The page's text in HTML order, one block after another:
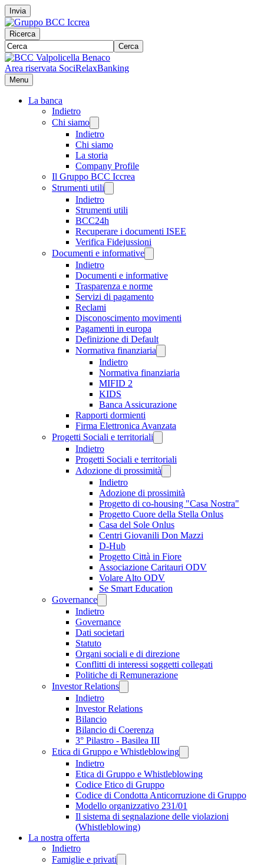
Invia
Ricerca
Cerca
Area riservata SociRelaxBanking
Menu
La banca
Indietro
Chi siamo
Indietro
Chi siamo
La storia
Company Profile
Il Gruppo BCC Iccrea
Strumenti utili
Indietro
Strumenti utili
BCC24h
Recuperare i documenti ISEE
Verifica Fidejussioni
Documenti e informative
Indietro
Documenti e informative
Trasparenza e norme
Servizi di pagamento
Reclami
Disconoscimento movimenti
Pagamenti in europa
Definizione di Default
Normativa finanziaria
Indietro
Normativa finanziaria
MIFID 2
KIDS
Banca Assicurazione
Rapporti dormienti
Firma Elettronica Avanzata
Progetti Sociali e territoriali
Indietro
Progetti Sociali e territoriali
Adozione di prossimità
Indietro
Adozione di prossimità
Progetto di co-housing "Casa Nostra"
Progetto Cuore della Stella Onlus
Casa del Sole Onlus
Centri Giovanili Don Mazzi
D-Hub
Progetto Città in Fiore
Associazione Caritauri ODV
Volare Alto ODV
Se Smart Education
Governance
Indietro
Governance
Dati societari
Statuto
Organi sociali e di direzione
Conflitti di interessi soggetti collegati
Politiche di Remunerazione
Investor Relations
Indietro
Investor Relations
Bilancio
Bilancio di Coerenza
3° Pilastro - Basilea III
Etica di Gruppo e Whistleblowing
Indietro
Etica di Gruppo e Whistleblowing
Codice Etico di Gruppo
Codice di Condotta Anticorruzione di Gruppo
Modello organizzativo 231/01
Il sistema di segnalazione delle violazioni
(Whistleblowing)
La nostra offerta
Indietro
Famiglie e privati